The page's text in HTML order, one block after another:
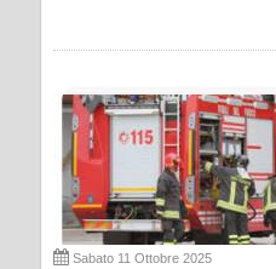
Sabato 11 Ottobre 2025